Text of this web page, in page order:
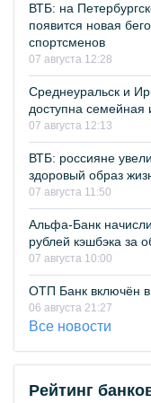
ВТБ: на
появится новая
спортсменов
07 августа 12:28
Среднеуральск и
доступна семейная
07 августа 12:13
ВТБ: россияне
здоровый образ
07 августа 11:50
Альфа-Банк
рублей кэшбэка за
07 августа 10:00
ОТП Банк включён
06 августа 21:27
Все новости
Рейтинг